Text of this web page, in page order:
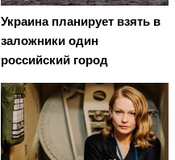
Украина планирует взять в
заложники один
российский город